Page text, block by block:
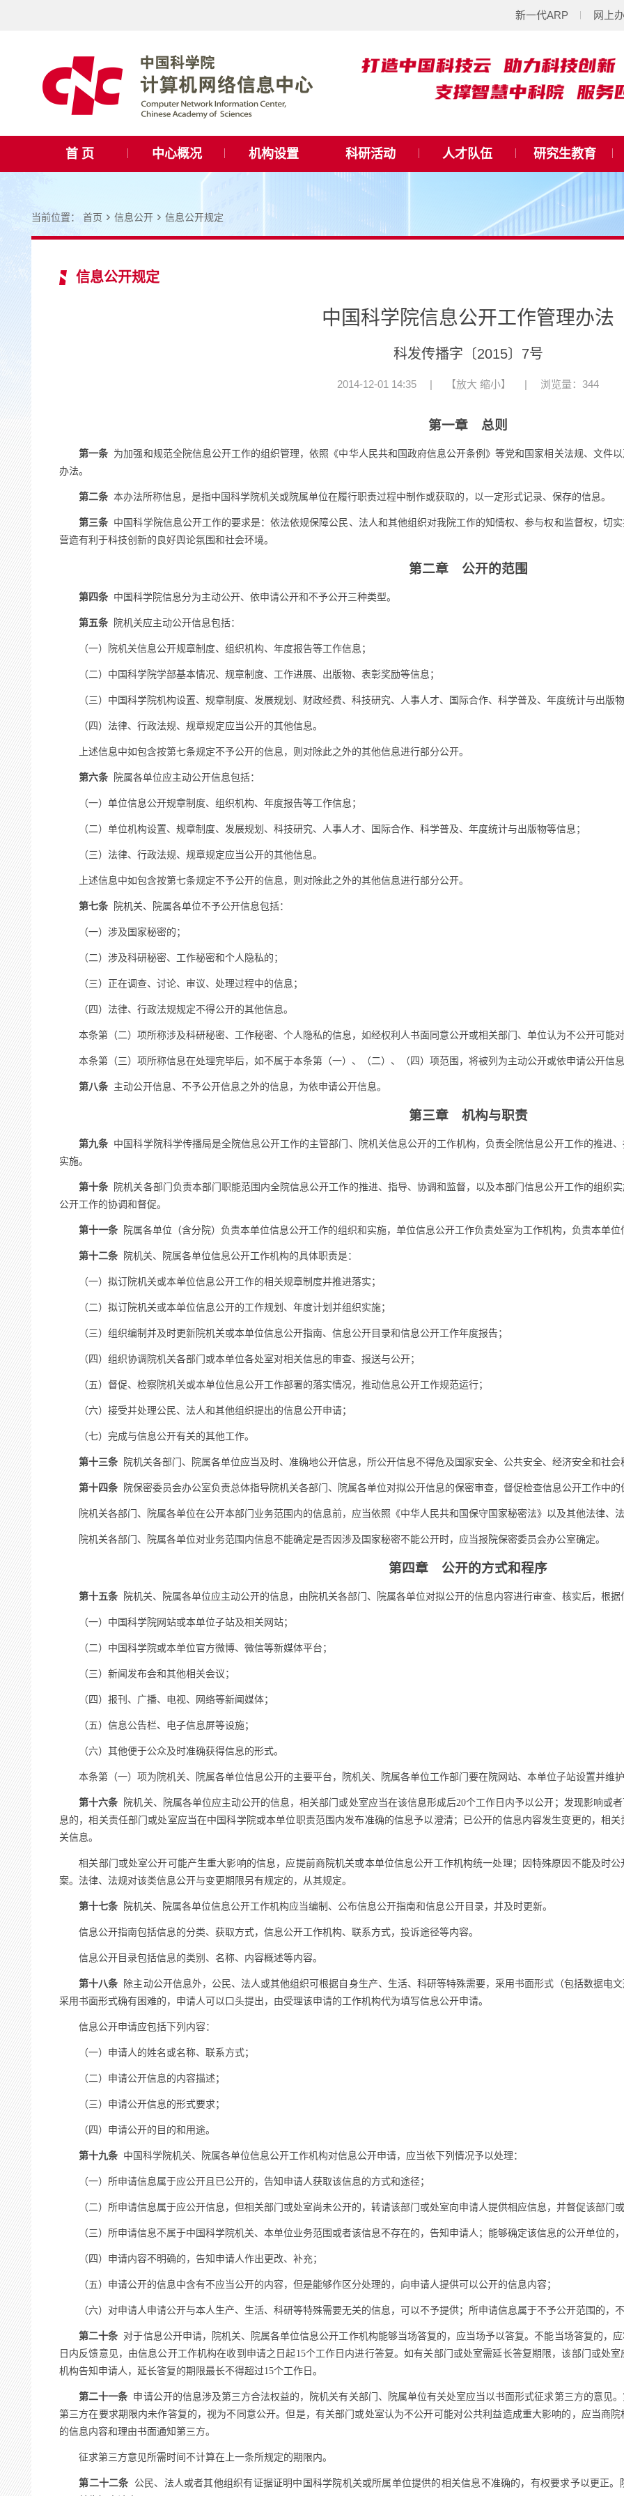
新一代ARP 网上
首 页 中心概况 机构设置 科研活动 人才队伍 研究生教育
当前位置： 首页 信息公开 信息公开规定
信息公开规定
中国科学院信息公开工作管理办法
科发传播字〔2015〕7号
2014-12-01 14:35 | 【放大 缩小】 | 浏览量：344
第一章 总则
第一条 为加强和规范全院信息公开工作的组织管理，依照《中华人民共和国政府信息公开条例》等党和国家相关法规、文件
办法。
第二条 本办法所称信息，是指中国科学院机关或院属单位在履行职责过程中制作或获取的，以一定形式记录、保存的信息。
第三条 中国科学院信息公开工作的要求是：依法依规保障公民、法人和其他组织对我院工作的知情权、参与权和监督权，切
营造有利于科技创新的良好舆论氛围和社会环境。
第二章 公开的范围
第四条 中国科学院信息分为主动公开、依申请公开和不予公开三种类型。
第五条 院机关应主动公开信息包括：
（一）院机关信息公开规章制度、组织机构、年度报告等工作信息；
（二）中国科学院学部基本情况、规章制度、工作进展、出版物、表彰奖励等信息；
（三）中国科学院机构设置、规章制度、发展规划、财政经费、科技研究、人事人才、国际合作、科学普及、年度统计与出版
（四）法律、行政法规、规章规定应当公开的其他信息。
上述信息中如包含按第七条规定不予公开的信息，则对除此之外的其他信息进行部分公开。
第六条 院属各单位应主动公开信息包括：
（一）单位信息公开规章制度、组织机构、年度报告等工作信息；
（二）单位机构设置、规章制度、发展规划、科技研究、人事人才、国际合作、科学普及、年度统计与出版物等信息；
（三）法律、行政法规、规章规定应当公开的其他信息。
上述信息中如包含按第七条规定不予公开的信息，则对除此之外的其他信息进行部分公开。
第七条 院机关、院属各单位不予公开信息包括：
（一）涉及国家秘密的；
（二）涉及科研秘密、工作秘密和个人隐私的；
（三）正在调查、讨论、审议、处理过程中的信息；
（四）法律、行政法规规定不得公开的其他信息。
本条第（二）项所称涉及科研秘密、工作秘密、个人隐私的信息，如经权利人书面同意公开或相关部门、单位认为不公开可能
本条第（三）项所称信息在处理完毕后，如不属于本条第（一）、（二）、（四）项范围，将被列为主动公开或依申请公开信
第八条 主动公开信息、不予公开信息之外的信息，为依申请公开信息。
第三章 机构与职责
第九条 中国科学院科学传播局是全院信息公开工作的主管部门、院机关信息公开的工作机构，负责全院信息公开工作的推进
实施。
第十条 院机关各部门负责本部门职能范围内全院信息公开工作的推进、指导、协调和监督，以及本部门信息公开工作的组织
公开工作的协调和督促。
第十一条 院属各单位（含分院）负责本单位信息公开工作的组织和实施，单位信息公开工作负责处室为工作机构，负责本单
第十二条 院机关、院属各单位信息公开工作机构的具体职责是：
（一）拟订院机关或本单位信息公开工作的相关规章制度并推进落实；
（二）拟订院机关或本单位信息公开的工作规划、年度计划并组织实施；
（三）组织编制并及时更新院机关或本单位信息公开指南、信息公开目录和信息公开工作年度报告；
（四）组织协调院机关各部门或本单位各处室对相关信息的审查、报送与公开；
（五）督促、检察院机关或本单位信息公开工作部署的落实情况，推动信息公开工作规范运行；
（六）接受并处理公民、法人和其他组织提出的信息公开申请；
（七）完成与信息公开有关的其他工作。
第十三条 院机关各部门、院属各单位应当及时、准确地公开信息，所公开信息不得危及国家安全、公共安全、经济安全和社会
第十四条 院保密委员会办公室负责总体指导院机关各部门、院属各单位对拟公开信息的保密审查，督促检查信息公开工作中
院机关各部门、院属各单位在公开本部门业务范围内的信息前，应当依照《中华人民共和国保守国家秘密法》以及其他法律、
院机关各部门、院属各单位对业务范围内信息不能确定是否因涉及国家秘密不能公开时，应当报院保密委员会办公室确定。
第四章 公开的方式和程序
第十五条 院机关、院属各单位应主动公开的信息，由院机关各部门、院属各单位对拟公开的信息内容进行审查、核实后，根
（一）中国科学院网站或本单位子站及相关网站；
（二）中国科学院或本单位官方微博、微信等新媒体平台；
（三）新闻发布会和其他相关会议；
（四）报刊、广播、电视、网络等新闻媒体；
（五）信息公告栏、电子信息屏等设施；
（六）其他便于公众及时准确获得信息的形式。
本条第（一）项为院机关、院属各单位信息公开的主要平台，院机关、院属各单位工作部门要在院网站、本单位子站设置并维
第十六条 院机关、院属各单位应主动公开的信息，相关部门或处室应当在该信息形成后20个工作日内予以公开；发现影响或
息的，相关责任部门或处室应当在中国科学院或本单位职责范围内发布准确的信息予以澄清；已公开的信息内容发生变更的，相
关信息。
相关部门或处室公开可能产生重大影响的信息，应提前商院机关或本单位信息公开工作机构统一处理；因特殊原因不能及时公
案。法律、法规对该类信息公开与变更期限另有规定的，从其规定。
第十七条 院机关、院属各单位信息公开工作机构应当编制、公布信息公开指南和信息公开目录，并及时更新。
信息公开指南包括信息的分类、获取方式，信息公开工作机构、联系方式，投诉途径等内容。
信息公开目录包括信息的类别、名称、内容概述等内容。
第十八条 除主动公开信息外，公民、法人或其他组织可根据自身生产、生活、科研等特殊需要，采用书面形式（包括数据电
采用书面形式确有困难的，申请人可以口头提出，由受理该申请的工作机构代为填写信息公开申请。
信息公开申请应包括下列内容：
（一）申请人的姓名或名称、联系方式；
（二）申请公开信息的内容描述；
（三）申请公开信息的形式要求；
（四）申请公开的目的和用途。
第十九条 中国科学院机关、院属各单位信息公开工作机构对信息公开申请，应当依下列情况予以处理：
（一）所申请信息属于应公开且已公开的，告知申请人获取该信息的方式和途径；
（二）所申请信息属于应公开信息，但相关部门或处室尚未公开的，转请该部门或处室向申请人提供相应信息，并督促该部门
（三）所申请信息不属于中国科学院机关、本单位业务范围或者该信息不存在的，告知申请人；能够确定该信息的公开单位的
（四）申请内容不明确的，告知申请人作出更改、补充；
（五）申请公开的信息中含有不应当公开的内容，但是能够作区分处理的，向申请人提供可以公开的信息内容；
（六）对申请人申请公开与本人生产、生活、科研等特殊需要无关的信息，可以不予提供；所申请信息属于不予公开范围的，
第二十条 对于信息公开申请，院机关、院属各单位信息公开工作机构能够当场答复的，应当场予以答复。不能当场答复的，
日内反馈意见，由信息公开工作机构在收到申请之日起15个工作日内进行答复。如有关部门或处室需延长答复期限，该部门或处
机构告知申请人，延长答复的期限最长不得超过15个工作日。
第二十一条 申请公开的信息涉及第三方合法权益的，院机关有关部门、院属单位有关处室应当以书面形式征求第三方的意见
第三方在要求期限内未作答复的，视为不同意公开。但是，有关部门或处室认为不公开可能对公共利益造成重大影响的，应当商
的信息内容和理由书面通知第三方。
征求第三方意见所需时间不计算在上一条所规定的期限内。
第二十二条 公民、法人或者其他组织有证据证明中国科学院机关或所属单位提供的相关信息不准确的，有权要求予以更正